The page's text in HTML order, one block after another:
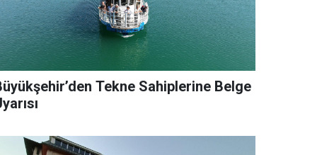
Tekne Sahiplerine Belge